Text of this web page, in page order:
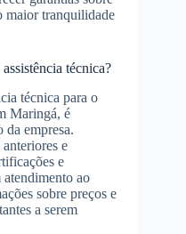
maior tranquilidade
técnica?
técnica para o
Maringá, é
da empresa.
e
e
ao
sobre preços e
a serem